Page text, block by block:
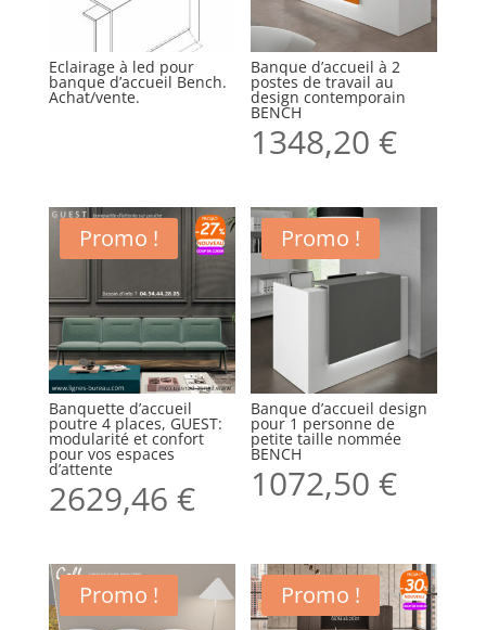
Eclairage à led pour
banque d’accueil Bench.
Achat/vente.
Banque d’accueil à 2
postes de travail au
design contemporain
BENCH
1348,20€
Promo !
Banquette d’accueil
poutre 4 places, GUEST:
modularité et confort
pour vos espaces
d’attente
2629,46 €
Promo !
Banque d’accueil design
pour 1 personne de
petite taille nommée
BENCH
1072,50€
Promo ! Promo !